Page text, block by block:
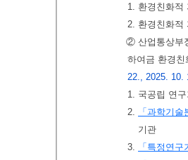
1. 환경친화적
2. 환경친화적
② 산업통상부
하여금 환경
22., 2025. 10.
1. 국공립 연
2.
「과학기
기관
3.
「특정연